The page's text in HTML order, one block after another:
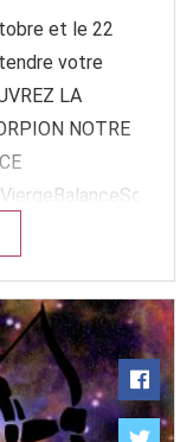
et le 22
votre
LA
NOTRE
...